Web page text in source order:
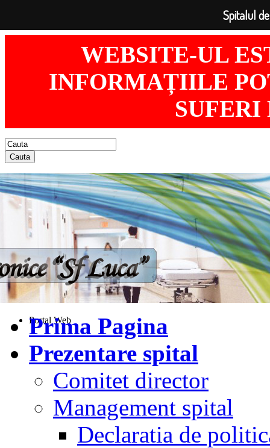
WEBSITE-UL
INFORMAȚIILE
Cauta
Portal Web
Prima Pagina
Prezentare spital
Comitet director
Management spital
Declaratia de
Spitalul